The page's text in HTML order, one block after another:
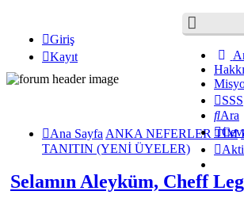
SSS
Ara
Giriş
Kayıt
Ana Sayfa ANKA NEFERLER TİM
TANITIN (YENİ ÜYELER)
Selamın Aleyküm, Cheff